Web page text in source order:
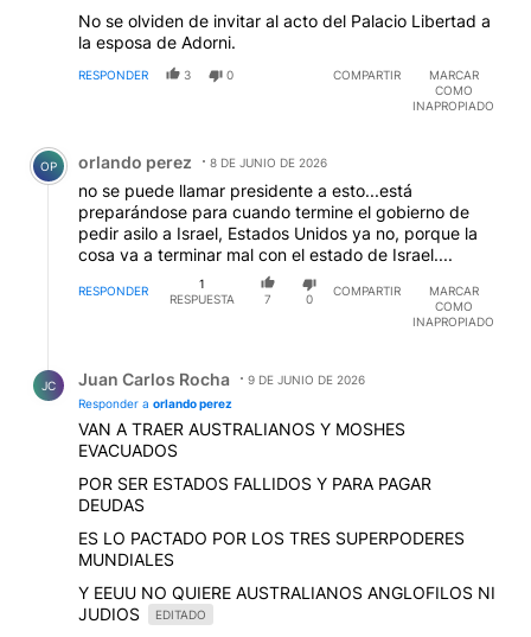
No se olviden de invitar al acto del Palacio Libertad a
la esposa de Adorni.
RESPONDER 3 0 COMPARTIR
MARCAR
COMO
INAPROPIADO
Comentario de orlando perez.
OP orlando perez 8 DE JUNIO DE 2026
no se puede llamar presidente a esto...está
preparándose para cuando termine el gobierno de
pedir asilo a Israel, Estados Unidos ya no, porque la
cosa va a terminar mal con el estado de Israel....
RESPONDER
1
RESPUESTA
7 0
COMPARTIR
MARCAR
COMO
INAPROPIADO
JC Juan Carlos Rocha
9 DE JUNIO DE 2026
Responder a orlando perez
VAN A TRAER AUSTRALIANOS Y MOSHES
EVACUADOS
POR SER ESTADOS FALLIDOS Y PARA PAGAR
DEUDAS
ES LO PACTADO POR LOS TRES SUPERPODERES
MUNDIALES
Y EEUU NO QUIERE AUSTRALIANOS ANGLOFILOS NI
JUDIOS
EDITADO